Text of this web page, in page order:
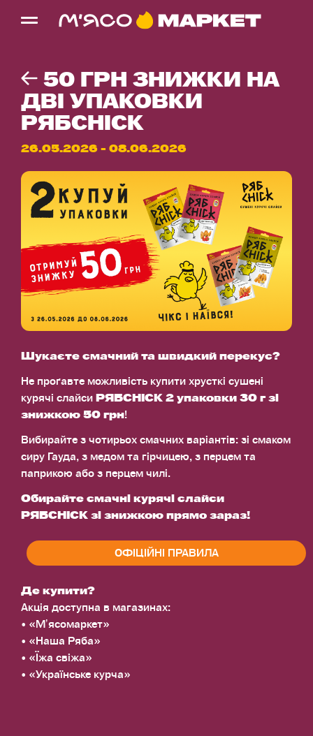
50 ГРН ЗНИЖКИ НА
ДВІ УПАКОВКИ
РЯБCHICK
26.05.2026 - 08.06.2026
Шукаєте смачний та швидкий перекус?
Не проґавте можливість купити хрусткі сушені
курячі слайси РЯБCHICK 2 упаковки 30 г зі
знижкою 50 грн!
Вибирайте з чотирьох смачних варіантів: зі смаком
сиру Гауда, з медом та гірчицею, з перцем та
паприкою або з перцем чилі.
Обирайте смачні курячі слайси
РЯБCHICK зі знижкою прямо зараз!
ОФІЦІЙНІ ПРАВИЛА
Де купити?
Акція доступна в магазинах:
• «Мʼясомаркет»
• «Наша Ряба»
• «Їжа свіжа»
• «Українське курча»